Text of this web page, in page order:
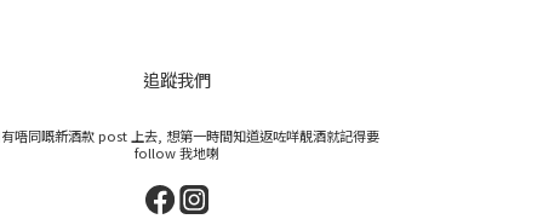
追蹤我們
唔同嘅新酒款 post 上去, 想第一時間知道返咗咩靚酒就記得要
follow 我地喇